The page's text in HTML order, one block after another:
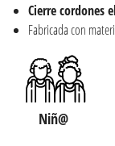
Cierre cordones
Fabricada con
Niñ@